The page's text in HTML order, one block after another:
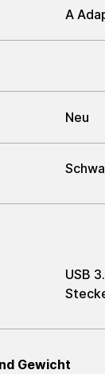
A
Neu
USB
Gewicht